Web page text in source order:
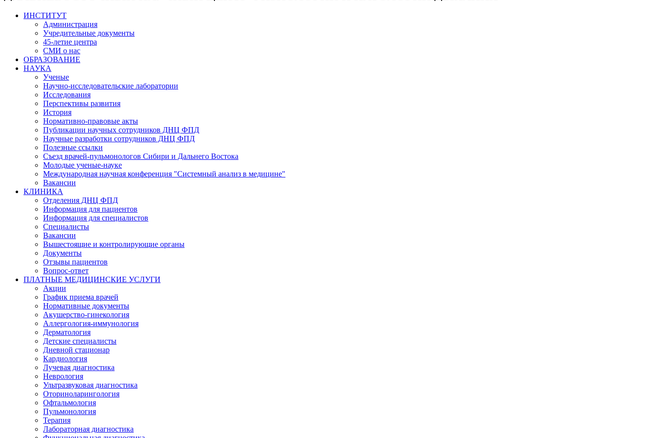
ИНСТИТУТ
Администрация
Учредительные документы
45-летие центра
СМИ о нас
ОБРАЗОВАНИЕ
НАУКА
Ученые
Научно-исследовательские лаборатории
Исследования
Перспективы развития
История
Нормативно-правовые акты
Публикации научных сотрудников ДНЦ ФПД
Научные разработки сотрудников ДНЦ ФПД
Полезные ссылки
Съезд врачей-пульмонологов Сибири и Дальнего Востока
Молодые ученые-науке
Международная научная конференция "Системный анализ в медицине"
Вакансии
КЛИНИКА
Отделения ДНЦ ФПД
Информация для пациентов
Информация для специалистов
Специалисты
Вакансии
Вышестоящие и контролирующие органы
Документы
Отзывы пациентов
Вопрос-ответ
ПЛАТНЫЕ МЕДИЦИНСКИЕ УСЛУГИ
Акции
График приема врачей
Нормативные документы
Акушерство-гинекология
Аллергология-иммунология
Дерматология
Детские специалисты
Дневной стационар
Кардиология
Лучевая диагностика
Неврология
Ультразвуковая диагностика
Оториноларингология
Офтальмология
Пульмонология
Терапия
Лабораторная диагностика